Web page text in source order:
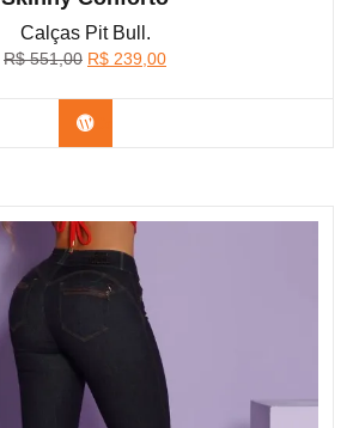
Calças Pit Bull.
R$551,00 O
original
era:
R$ 551,00.
R$ 239,00O
Confira na Shopee